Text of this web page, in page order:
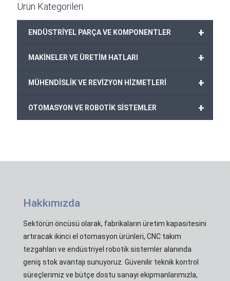
Ürün Kategorileri
+
ENDÜSTRİYEL PARÇA VE KOMPONENTLER
+
MAKİNELER VE ÜRETİM HATLARI
+
MÜHENDİSLİK VE REVİZYON HİZMETLERİ
+
OTOMASYON VE ROBOTİK SİSTEMLER
Hakkımızda
Sektörün öncüsü olarak, fabrikaların üretim kapasitesini
artıracak ikinci el otomasyon ürünleri, CNC takım
tezgahları ve endüstriyel robotik sistemler alanında
geniş stok avantajı sunuyoruz. Güvenilir teknik kontrol
süreçlerimiz ve bütçe dostu sanayi ekipmanlarımızla,